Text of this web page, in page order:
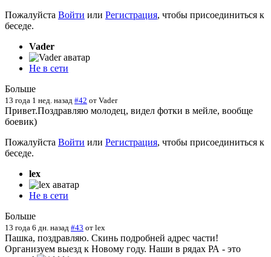
Пожалуйста Войти или Регистрация, чтобы присоединиться к
беседе.
Vader
Не в сети
Больше
13 года 1 нед. назад #42 от Vader
Привет.Поздравляю молодец, видел фотки в мейле, вообще
боевик)
Пожалуйста Войти или Регистрация, чтобы присоединиться к
беседе.
lex
Не в сети
Больше
13 года 6 дн. назад #43 от lex
Пашка, поздравляю. Скинь подробней адрес части!
Организуем выезд к Новому году. Наши в рядах РА - это